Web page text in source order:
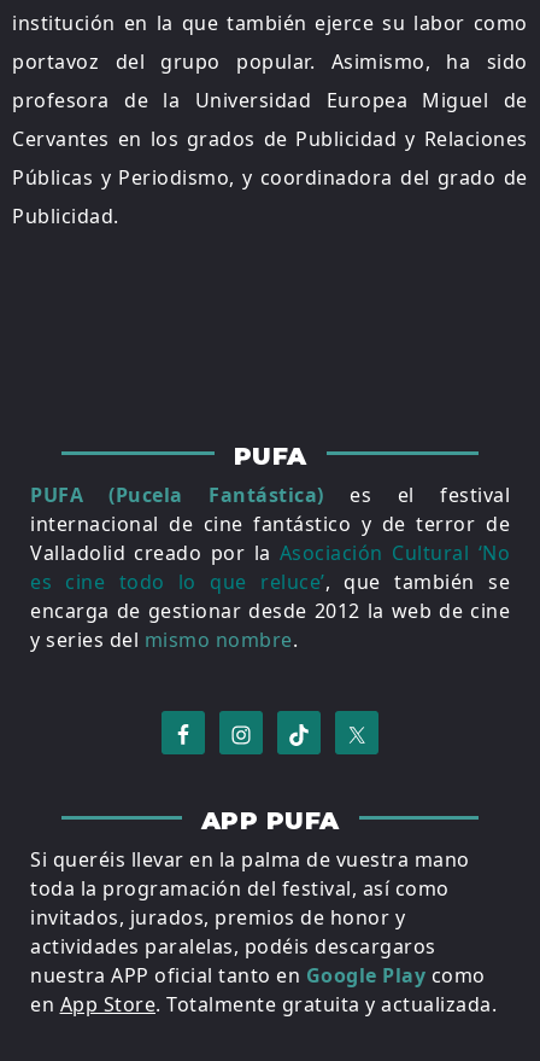
institución en la que también ejerce su labor como
portavoz del grupo popular. Asimismo, ha sido
profesora de la Universidad Europea Miguel de
Cervantes en los grados de Publicidad y Relaciones
Públicas y Periodismo, y coordinadora del grado de
Publicidad.
PUFA
PUFA (Pucela Fantástica) es el festival
internacional de cine fantástico y de terror de
Valladolid creado por la Asociación Cultural ‘No
es cine todo lo que reluce’, que también se
encarga de gestionar desde 2012 la web de cine
y series del mismo nombre.
APP PUFA
Si queréis llevar en la palma de vuestra mano
toda la programación del festival, así como
invitados, jurados, premios de honor y
actividades paralelas, podéis descargaros
nuestra APP oficial tanto en Google Play como
en App Store. Totalmente gratuita y actualizada.